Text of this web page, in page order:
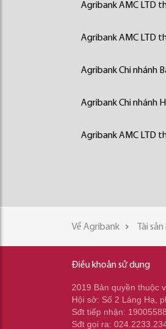
Agribank AMC LTD
Agribank AMC LTD
Agribank Chi nhánh
Agribank Chi nhánh
Agribank AMC LTD
Về Agribank Tài
Điều khoản sử dụng
2019 Bản quyền thuộc
Hội sở: Số 2 Láng Hạ,
Sđt tiếp nhận:
Sđt gọi ra: